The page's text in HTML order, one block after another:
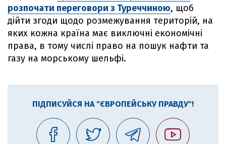
розпочати переговори з Туреччиною, щоб
дійти згоди щодо розмежування територій, на
яких кожна країна має виключні економічні
права, в тому числі право на пошук нафти та
газу на морському шельфі.
ПІДПИСУЙСЯ НА "ЄВРОПЕЙСЬКУ ПРАВДУ"!